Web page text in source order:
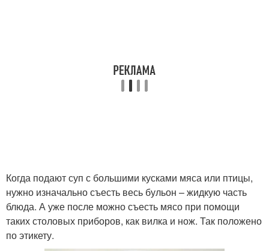
Когда подают суп с большими кусками мяса или птицы,
нужно изначально съесть весь бульон – жидкую часть
блюда. А уже после можно съесть мясо при помощи
таких столовых приборов, как вилка и нож. Так положено
по этикету.